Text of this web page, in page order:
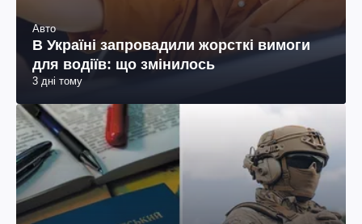
Авто
В Україні запровадили жорсткі вимоги
для водіїв: що змінилось
3 дні тому